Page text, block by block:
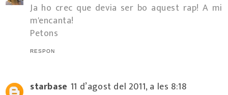
Ja ho crec que devia ser bo aquest rap! A mi
m'encanta!
Petons
RESPON
starbase 11 d’agost del 2011, a les 8:18